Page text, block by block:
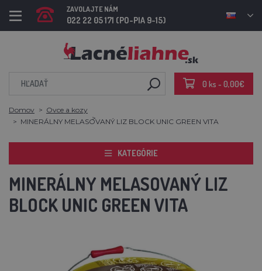
ZAVOLAJTE NÁM
022 22 05 171 (PO-PIA 9-15)
0 ks - 0,00€
Domov
Ovce a kozy
MINERÁLNY MELASOVANÝ LIZ BLOCK UNIC GREEN VITA
KATEGÓRIE
MINERÁLNY MELASOVANÝ LIZ
BLOCK UNIC GREEN VITA